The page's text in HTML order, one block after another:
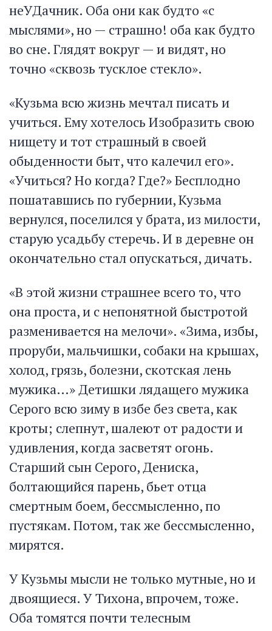
неУДачник. Оба они как будто «с
мыслями», но — страшно! оба как будто
во сне. Глядят вокруг — и видят, но
точно «сквозь тусклое стекло».
«Кузьма всю жизнь мечтал писать и
учиться. Ему хотелось Изобразить свою
нищету и тот страшный в своей
обыденности быт, что калечил его».
«Учиться? Но когда? Где?» Бесплодно
пошатавшись по губернии, Кузьма
вернулся, поселился у брата, из милости,
старую усадьбу стеречь. И в деревне он
окончательно стал опускаться, дичать.
«В этой жизни страшнее всего то, что
она проста, и с непонятной быстротой
разменивается на мелочи». «Зима, избы,
проруби, мальчишки, собаки на крышах,
холод, грязь, болезни, скотская лень
мужика…» Детишки лядащего мужика
Серого всю зиму в избе без света, как
кроты; слепнут, шалеют от радости и
удивления, когда засветят огонь.
Старший сын Серого, Дениска,
болтающийся парень, бьет отца
смертным боем, бессмысленно, по
пустякам. Потом, так же бессмысленно,
мирятся.
У Кузьмы мысли не только мутные, но и
двоящиеся. У Тихона, впрочем, тоже.
Оба томятся почти телесным